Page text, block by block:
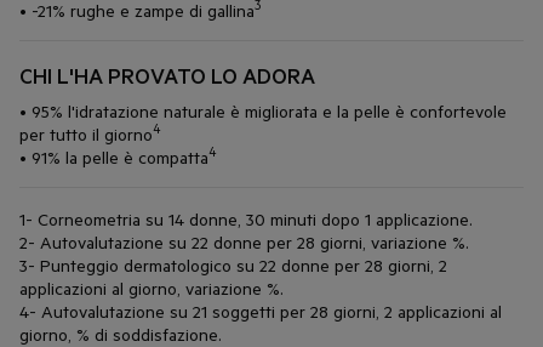
• -21% rughe e zampe di gallina3
CHI L'HA PROVATO LO ADORA
• 95% l'idratazione naturale è migliorata e la pelle è confortevole
per tutto il giorno4
• 91% la pelle è compatta4
1- Corneometria su 14 donne, 30 minuti dopo 1 applicazione.
2- Autovalutazione su 22 donne per 28 giorni, variazione %.
3- Punteggio dermatologico su 22 donne per 28 giorni, 2
applicazioni al giorno, variazione %.
4- Autovalutazione su 21 soggetti per 28 giorni, 2 applicazioni al
giorno, % di soddisfazione.